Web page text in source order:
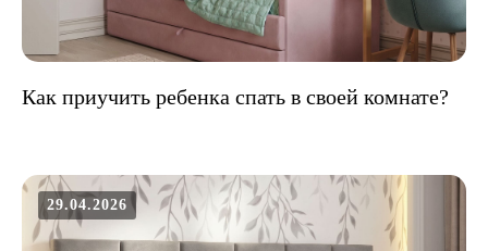
Как приучить ребенка спать в своей комнате?
29.04.2026